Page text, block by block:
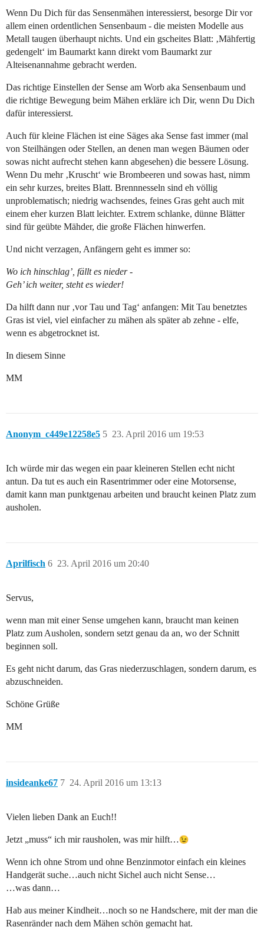
Wenn Du Dich für das Sensenmähen interessierst, besorge Dir vor
allem einen ordentlichen Sensenbaum - die meisten Modelle aus
Metall taugen überhaupt nichts. Und ein gscheites Blatt: ‚Mähfertig
gedengelt‘ im Baumarkt kann direkt vom Baumarkt zur
Alteisenannahme gebracht werden.
Das richtige Einstellen der Sense am Worb aka Sensenbaum und
die richtige Bewegung beim Mähen erkläre ich Dir, wenn Du Dich
dafür interessierst.
Auch für kleine Flächen ist eine Säges aka Sense fast immer (mal
von Steilhängen oder Stellen, an denen man wegen Bäumen oder
sowas nicht aufrecht stehen kann abgesehen) die bessere Lösung.
Wenn Du mehr ‚Kruscht‘ wie Brombeeren und sowas hast, nimm
ein sehr kurzes, breites Blatt. Brennnesseln sind eh völlig
unproblematisch; niedrig wachsendes, feines Gras geht auch mit
einem eher kurzen Blatt leichter. Extrem schlanke, dünne Blätter
sind für geübte Mähder, die große Flächen hinwerfen.
Und nicht verzagen, Anfängern geht es immer so:
Wo ich hinschlag’, fällt es nieder -
Geh’ ich weiter, steht es wieder!
Da hilft dann nur ‚vor Tau und Tag‘ anfangen: Mit Tau benetztes
Gras ist viel, viel einfacher zu mähen als später ab zehne - elfe,
wenn es abgetrocknet ist.
In diesem Sinne
MM
Anonym_c449e12258e5 23. April 2016 um 19:53
5
Ich würde mir das wegen ein paar kleineren Stellen echt nicht
antun. Da tut es auch ein Rasentrimmer oder eine Motorsense,
damit kann man punktgenau arbeiten und braucht keinen Platz zum
ausholen.
Aprilfisch 23. April 2016 um 20:40
6
Servus,
wenn man mit einer Sense umgehen kann, braucht man keinen
Platz zum Ausholen, sondern setzt genau da an, wo der Schnitt
beginnen soll.
Es geht nicht darum, das Gras niederzuschlagen, sondern darum, es
abzuschneiden.
Schöne Grüße
MM
insideanke67 24. April 2016 um 13:13
7
Vielen lieben Dank an Euch!!
Jetzt „muss“ ich mir rausholen, was mir hilft…
Wenn ich ohne Strom und ohne Benzinmotor einfach ein kleines
Handgerät suche…auch nicht Sichel auch nicht Sense…
…was dann…
Hab aus meiner Kindheit…noch so ne Handschere, mit der man die
Rasenränder nach dem Mähen schön gemacht hat.